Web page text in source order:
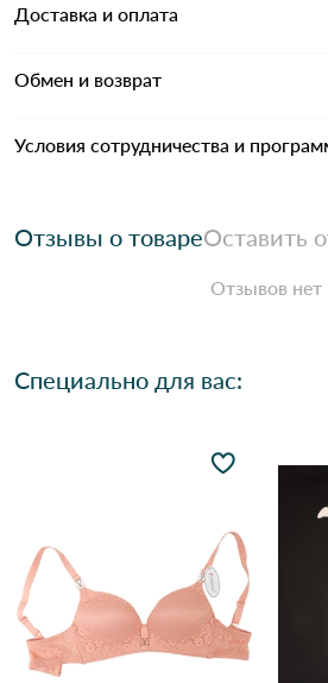
Доставка и оплата
Обмен и возврат
Условия сотрудничества и
Отзывы о товареОставить
Отзывов нет
Специально для вас: